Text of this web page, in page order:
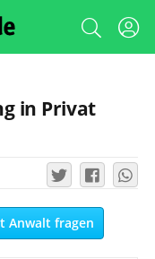
in Privat
Anwalt fragen